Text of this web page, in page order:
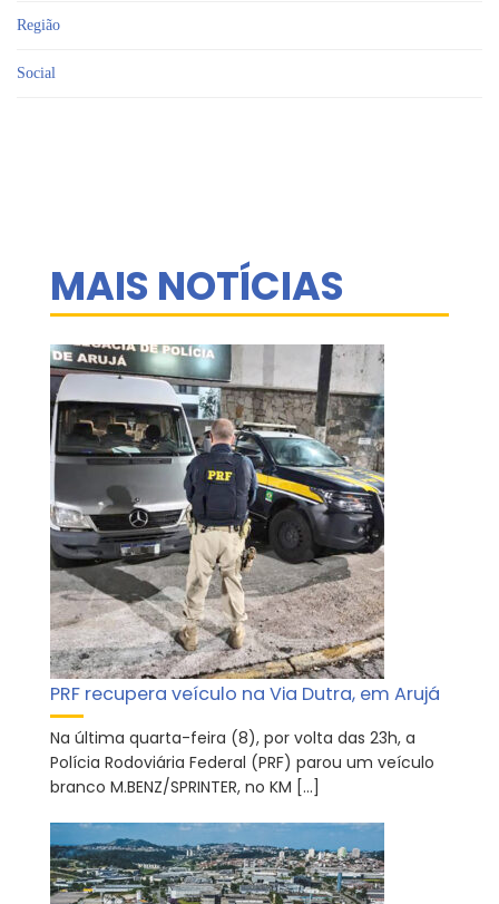
Região
Social
MAIS NOTÍCIAS
PRF recupera veículo na Via Dutra, em Arujá
Na última quarta-feira (8), por volta das 23h, a
Polícia Rodoviária Federal (PRF) parou um veículo
branco M.BENZ/SPRINTER, no KM […]